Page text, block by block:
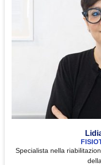
Specialista nella